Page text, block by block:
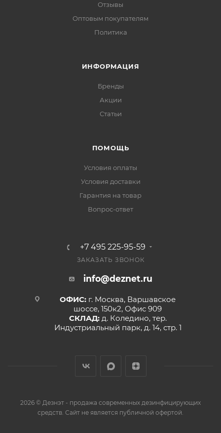
Отзывы
Оптовым покупателям
Политика
ИНФОРМАЦИЯ
Бренды
Акции
Статьи
ПОМОЩЬ
Условия оплаты
Условия доставки
Гарантия на товар
Вопрос-ответ
+7 495 225-95-59
ЗАКАЗАТЬ ЗВОНОК
info@deznet.ru
ОФИС: г. Москва, Варшавское
шоссе, 150к2, Офис 909
СКЛАД: д. Коледино, тер.
Индустриальный парк, д. 14, стр. 1
2026 © Дезнэт - продажа современных дезинфицирующих
средств. Сайт не является публичной офертой.